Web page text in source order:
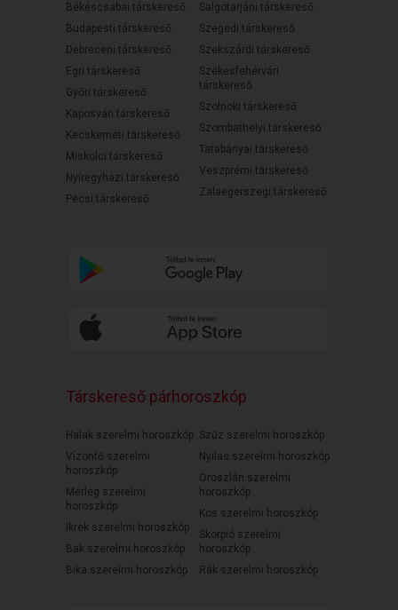
Békéscsabai társkereső
Budapesti társkereső
Debreceni társkereső
Egri társkereső
Győri társkereső
Kaposvári társkereső
Kecskeméti társkereső
Miskolci társkereső
Nyíregyházi társkereső
Pécsi társkereső
Salgótarjáni társkereső
Szegedi társkereső
Szekszárdi társkereső
Székesfehérvári
társkereső
Szolnoki társkereső
Szombathelyi társkereső
Tatabányai társkereső
Veszprémi társkereső
Zalaegerszegi társkereső
Társkereső párhoroszkóp
Halak szerelmi horoszkóp
Vízöntő szerelmi
horoszkóp
Mérleg szerelmi
horoszkóp
Ikrek szerelmi horoszkóp
Bak szerelmi horoszkóp
Bika szerelmi horoszkóp
Szűz szerelmi horoszkóp
Nyilas szerelmi horoszkóp
Oroszlán szerelmi
horoszkóp
Kos szerelmi horoszkóp
Skorpió szerelmi
horoszkóp
Rák szerelmi horoszkóp